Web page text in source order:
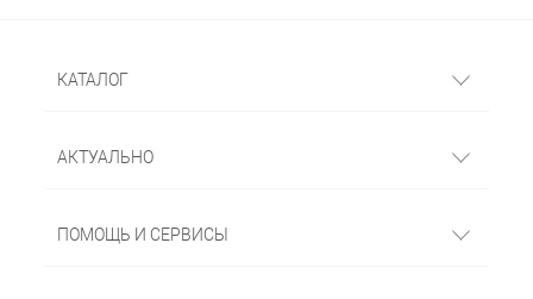
КАТАЛОГ
АКТУАЛЬНО
ПОМОЩЬ И СЕРВИСЫ